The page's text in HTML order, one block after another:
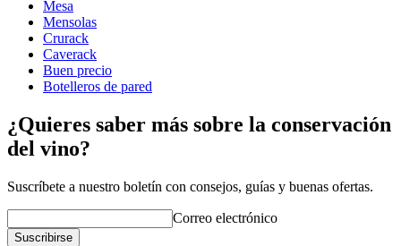
Profundidad (cm)
Peso (kg)
Mesa
Mensolas
Crurack
Caverack
Buen precio
Botelleros de pared
¿Quieres saber más sobre la conservación
del vino?
Suscríbete a nuestro boletín con consejos, guías y buenas ofertas.
Correo electrónico
Suscribirse